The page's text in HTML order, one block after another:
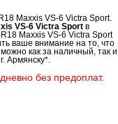
Maxxis VS-6 Victra Sport.
VS-6 Victra Sport в
Maxxis VS-6 Victra Sport
ваше внимание на то, что
как за наличный, так и
Армянску*.
без предоплат.